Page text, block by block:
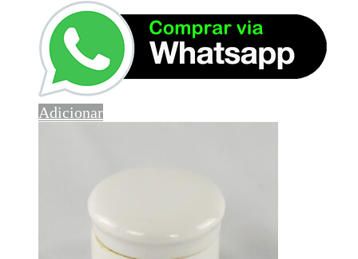
Adicionar